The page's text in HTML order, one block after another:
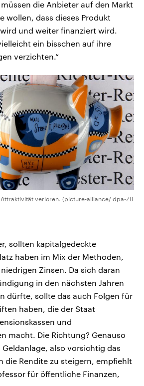
die Anbieter auf den Markt
wollen, dass dieses Produkt
und weiter finanziert wird.
ein bisschen auf ihre
verzichten.“
Attraktivität verloren. (picture-alliance/ dpa-ZB
sollten kapitalgedeckte
haben im Mix der Methoden,
Zinsen. Da sich daran
in den nächsten Jahren
dürfte, sollte das auch Folgen für
haben, die der Staat
und
macht. Die Richtung? Genauso
also vorsichtig das
die Rendite zu steigern, empfiehlt
für öffentliche Finanzen,